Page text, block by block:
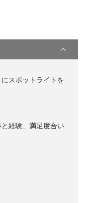
スポットライトを
経験、満足度合い